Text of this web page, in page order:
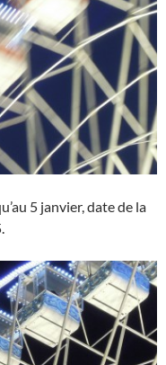
5 janvier, date de la